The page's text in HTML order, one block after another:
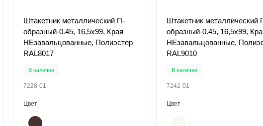
Штакетник металлический П-
образный-0.45, 16,5х99, Края
НЕзавальцованные, Полиэстер
RAL8017
В наличии
7228-01
Цвет
Штакетник металлический
образный-0.45, 16,5х99,
НЕзавальцованные,
RAL9010
В наличии
7242-01
Цвет